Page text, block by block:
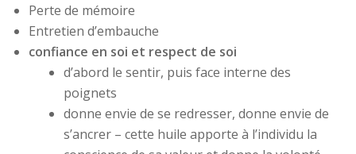
Perte de mémoire
Entretien d’embauche
confiance en soi et respect de soi
d’abord le sentir, puis face interne des
poignets
donne envie de se redresser, donne envie de
s’ancrer – cette huile apporte à l’individu la